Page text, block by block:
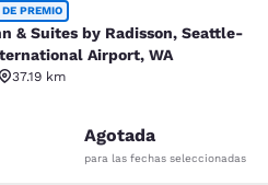
by Radisson,
PREMIO
& Suites by Radisson, Seattle-
Airport, WA
37.19 km
4.45 estrellas. Excelente. 1312 reseñas
Agotada
para las fechas seleccionadas